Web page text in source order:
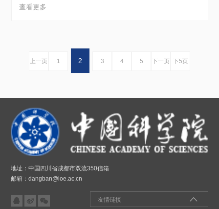
查看更多
上一页 1 2 3 4 5 下一页 下5页
地址：中国四川省成都市双流350信箱
邮箱：dangban@ioe.ac.cn
   友情链接